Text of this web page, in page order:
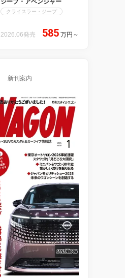
ジープ・アベンジャー
クライスラー・ジープ
2026.06発売 585 万円 ～
新刊案内